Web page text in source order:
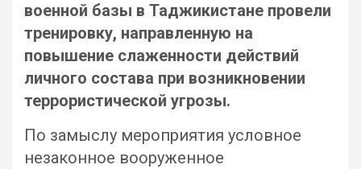
военной базы в Таджикистане провели
тренировку, направленную на
повышение слаженности действий
личного состава при возникновении
террористической угрозы.
По замыслу мероприятия условное
незаконное вооруженное